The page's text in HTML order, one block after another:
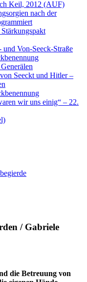
Keil, 2012 (AUF)
nach der
Von-Seeck-Straße
Seeckt und Hitler –
wir uns einig“ – 22.
/ Gabriele
die Betreuung von